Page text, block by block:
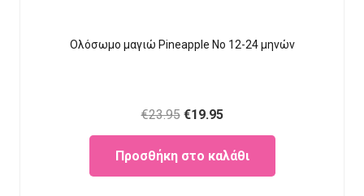
Ολόσωμο μαγιώ Pineapple Νο 12-24 μηνών
€23.95 Original
price
was:
€23.95.
€19.95Current
price
is:
€19.95.
Προσθήκη στο καλάθι